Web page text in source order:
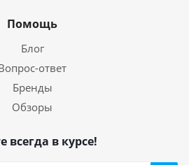
Помощь
Блог
ответ
Бренды
Обзоры
всегда в курсе!